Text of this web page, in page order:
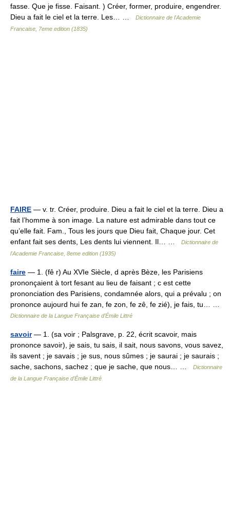
fasse. Que je fisse. Faisant. ) Créer, former, produire, engendrer.
Dieu a fait le ciel et la terre. Les… …
Dictionnaire de l'Academie
Francaise, 7eme edition (1835)
FAIRE — v. tr. Créer, produire. Dieu a fait le ciel et la terre. Dieu a
fait l’homme à son image. La nature est admirable dans tout ce
qu’elle fait. Fam., Tous les jours que Dieu fait, Chaque jour. Cet
enfant fait ses dents, Les dents lui viennent. Il… …
Dictionnaire de
l'Academie Francaise, 8eme edition (1935)
faire — 1. (fê r) Au XVIe Siècle, d après Bèze, les Parisiens
prononçaient à tort fesant au lieu de faisant ; c est cette
prononciation des Parisiens, condamnée alors, qui a prévalu ; on
prononce aujourd hui fe zan, fe zon, fe zê, fe zié), je fais, tu… …
Dictionnaire de la Langue Française d'Émile Littré
savoir— 1. (sa voir ; Palsgrave, p. 22, écrit scavoir, mais
prononce savoir), je sais, tu sais, il sait, nous savons, vous savez,
ils savent ; je savais ; je sus, nous sûmes ; je saurai ; je saurais ;
sache, sachons, sachez ; que je sache, que nous… …
Dictionnaire
de la Langue Française d'Émile Littré